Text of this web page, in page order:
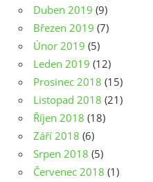
Duben 2019 (9)
Březen 2019 (7)
Únor 2019 (5)
Leden 2019 (12)
Prosinec 2018 (15)
Listopad 2018 (21)
Říjen 2018 (18)
Září 2018 (6)
Srpen 2018 (5)
Červenec 2018 (1)